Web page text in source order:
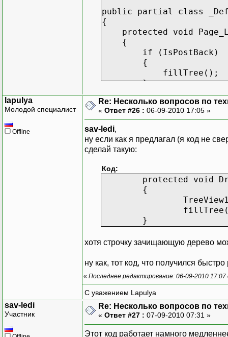
}
public partial class
{
protected void
{
if (IsPostBack)
{
fillTree();
}
}
protected void
{
}
protected void
{
string
SqlConnection
SqlDataAdapter
sqlQuery.Connection
DataSet
lapulya
Молодой специалист
Offline
Re: Несколько вопросов по
« Ответ #26 : 06-09-2010 17:05 »
sav-ledi,
ну если как я предлагал (я код не
сделай такую:
Код:
protected void
{
}
хотя строчку зачищающую дерево
ну как, тот код, что получился быстро
« Последнее редактирование: 06-09-2010
С уважением Lapulya
sav-ledi
Участник
Re: Несколько вопросов по
« Ответ #27 : 07-09-2010 07:31 »
Этот код работает намного